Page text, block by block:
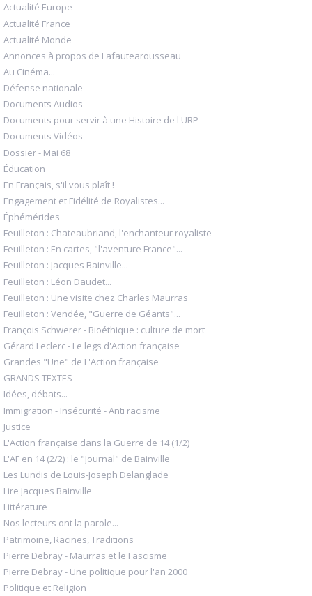
Actualité Europe
Actualité France
Actualité Monde
Annonces à propos de Lafautearousseau
Au Cinéma...
Défense nationale
Documents Audios
Documents pour servir à une Histoire de l'URP
Documents Vidéos
Dossier - Mai 68
Éducation
En Français, s'il vous plaît !
Engagement et Fidélité de Royalistes...
Éphémérides
Feuilleton : Chateaubriand, l'enchanteur royaliste
Feuilleton : En cartes, "l'aventure France"...
Feuilleton : Jacques Bainville...
Feuilleton : Léon Daudet...
Feuilleton : Une visite chez Charles Maurras
Feuilleton : Vendée, "Guerre de Géants"...
François Schwerer - Bioéthique : culture de mort
Gérard Leclerc - Le legs d'Action française
Grandes "Une" de L'Action française
GRANDS TEXTES
Idées, débats...
Immigration - Insécurité - Anti racisme
Justice
L'Action française dans la Guerre de 14 (1/2)
L'AF en 14 (2/2) : le "Journal" de Bainville
Les Lundis de Louis-Joseph Delanglade
Lire Jacques Bainville
Littérature
Nos lecteurs ont la parole...
Patrimoine, Racines, Traditions
Pierre Debray - Maurras et le Fascisme
Pierre Debray - Une politique pour l'an 2000
Politique et Religion